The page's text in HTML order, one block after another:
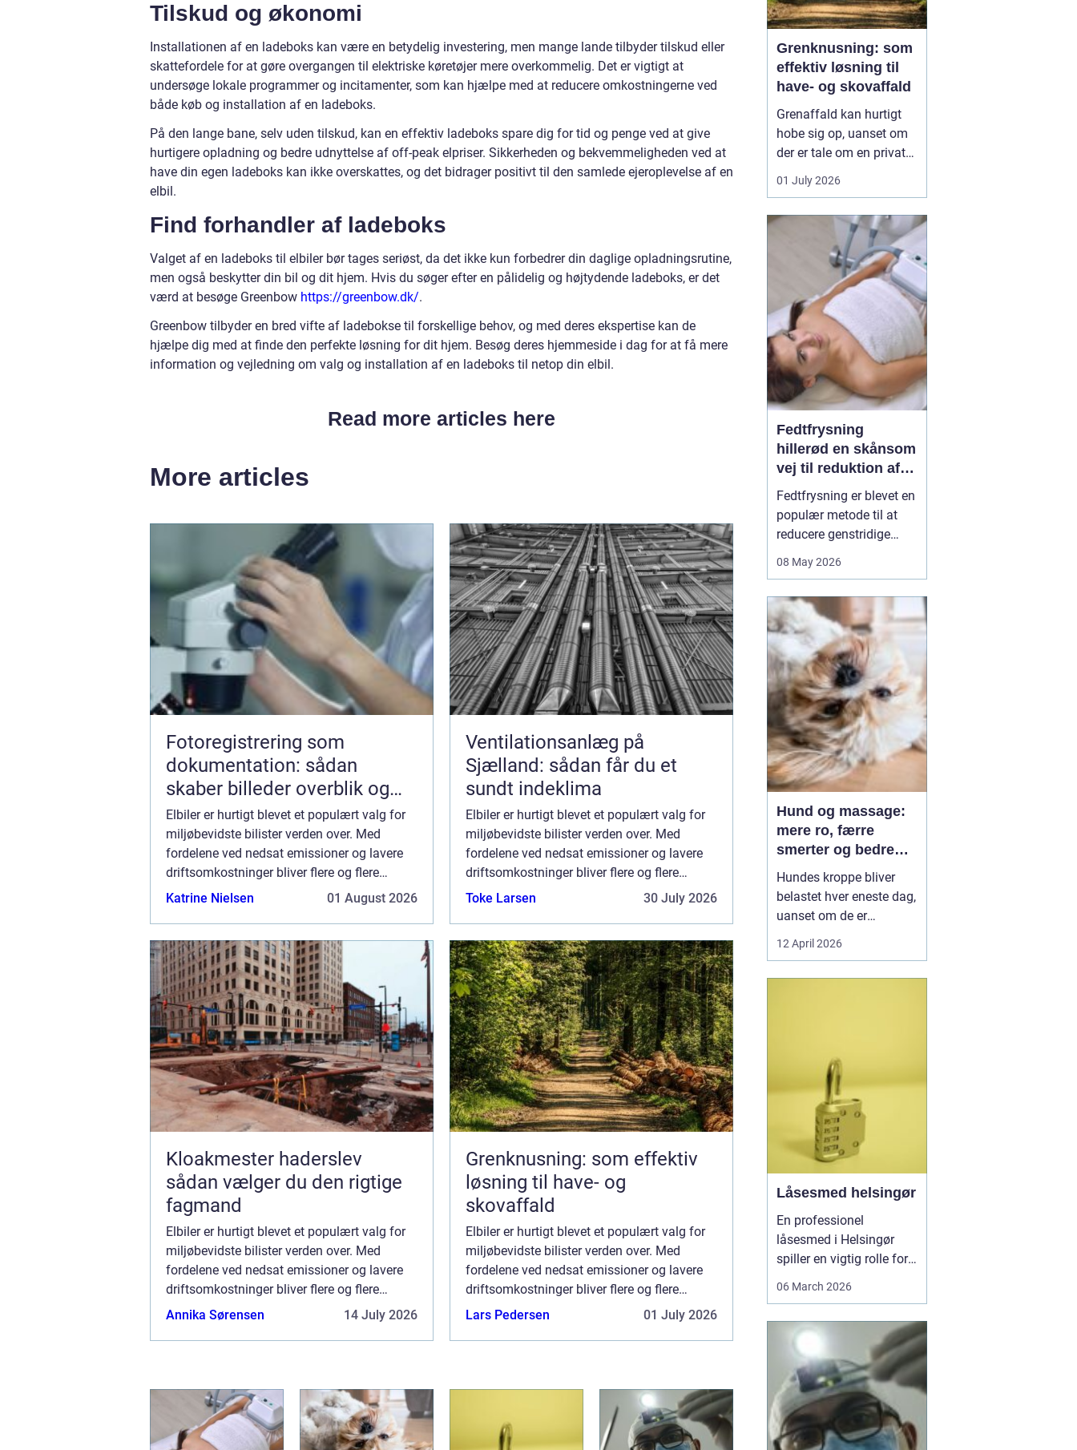
Tilskud og økonomi
Installationen af en ladeboks kan være en betydelig investering, men mange lande tilbyder tilskud eller
skattefordele for at gøre overgangen til elektriske køretøjer mere overkommelig. Det er vigtigt at
undersøge lokale programmer og incitamenter, som kan hjælpe med at reducere omkostningerne ved
både køb og installation af en ladeboks.
På den lange bane, selv uden tilskud, kan en effektiv ladeboks spare dig for tid og penge ved at give
hurtigere opladning og bedre udnyttelse af off-peak elpriser. Sikkerheden og bekvemmeligheden ved at
have din egen ladeboks kan ikke overskattes, og det bidrager positivt til den samlede ejeroplevelse af en
elbil.
Find forhandler af ladeboks
Valget af en ladeboks til elbiler bør tages seriøst, da det ikke kun forbedrer din daglige opladningsrutine,
men også beskytter din bil og dit hjem. Hvis du søger efter en pålidelig og højtydende ladeboks, er det
værd at besøge Greenbow https://greenbow.dk/.
Greenbow tilbyder en bred vifte af ladebokse til forskellige behov, og med deres ekspertise kan de
hjælpe dig med at finde den perfekte løsning for dit hjem. Besøg deres hjemmeside i dag for at få mere
information og vejledning om valg og installation af en ladeboks til netop din elbil.
Read more articles here
More articles
Fotoregistrering som
dokumentation: sådan
skaber billeder overblik og
tryghed
Elbiler er hurtigt blevet et populært valg for
miljøbevidste bilister verden over. Med
fordelene ved nedsat emissioner og lavere
driftsomkostninger bliver flere og flere
tiltrukket af ideen om en elektrisk fremtid på
Katrine Nielsen 01 August 2026
Ventilationsanlæg på
Sjælland: sådan får du et
sundt indeklima
Elbiler er hurtigt blevet et populært valg for
miljøbevidste bilister verden over. Med
fordelene ved nedsat emissioner og lavere
driftsomkostninger bliver flere og flere
tiltrukket af ideen om en elektrisk fremtid på
Toke Larsen 30 July 2026
Kloakmester haderslev
sådan vælger du den rigtige
fagmand
Elbiler er hurtigt blevet et populært valg for
miljøbevidste bilister verden over. Med
fordelene ved nedsat emissioner og lavere
driftsomkostninger bliver flere og flere
tiltrukket af ideen om en elektrisk fremtid på
Annika Sørensen 14 July 2026
Grenknusning: som effektiv
løsning til have- og
skovaffald
Elbiler er hurtigt blevet et populært valg for
miljøbevidste bilister verden over. Med
fordelene ved nedsat emissioner og lavere
driftsomkostninger bliver flere og flere
tiltrukket af ideen om en elektrisk fremtid på
Lars Pedersen 01 July 2026
Grenknusning: som
effektiv løsning til
have- og skovaffald
Grenaffald kan hurtigt
hobe sig op, uanset om
der er tale om en privat
have, læhegn langs
marken eller større
oplever, at bunker af
grene, kvas og toppe
både skæmmer området
og gør det svæ...
01 July 2026
Fedtfrysning
hillerød en skånsom
vej til reduktion af
lokale fedtdepoter
Fedtfrysning er blevet en
populær metode til at
reducere genstridige
reagerer på kost og
ikke en slankekur, men et
supplement for dig, der
er tæt på din idealvægt
og ønsker at forme
kroppen enkelte steder...
08 May 2026
Hund og massage:
mere ro, færre
smerter og bedre
bevægelse
Hundes kroppe bliver
belastet hver eneste dag,
uanset om de er
familiehunde, jagthunde,
konkurrencehunde eller
12 April 2026
Låsesmed helsingør
En professionel
låsesmed i Helsingør
spiller en vigtig rolle for
både private og erhverv,
sikkerheden skal
opgraderes. I en by med
mange ældre
ejendomme,
sommerhuse og
moderne boliger er der
06 March 2026